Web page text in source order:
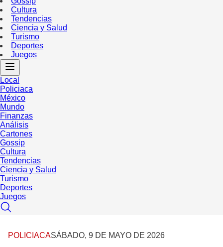
Cultura
Tendencias
Ciencia y Salud
Turismo
Deportes
Juegos
Local
Policiaca
México
Mundo
Finanzas
Análisis
Cartones
Gossip
Cultura
Tendencias
Ciencia y Salud
Turismo
Deportes
Juegos
POLICIACASÁBADO, 9 DE MAYO DE 2026